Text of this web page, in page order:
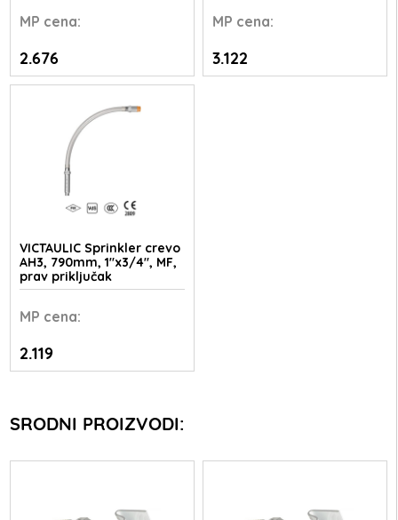
MP cena:
2.676
MP cena:
3.122
VICTAULIC Sprinkler crevo
AH3, 790mm, 1"x3/4", MF,
prav priključak
MP cena:
2.119
SRODNI PROIZVODI: